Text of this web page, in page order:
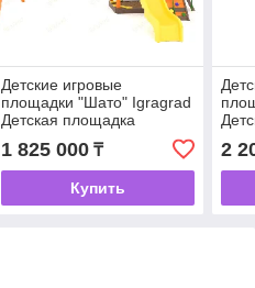
Детские игровые
площадки "Шато" Igragrad
Детская площадка
IgraGrad Шато (Дерево)
(мод.2)
1 825 000₸
Купить
2